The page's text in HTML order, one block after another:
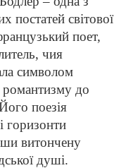
постатей світової
поет,
чия
символом
романтизму до
поезія
горизонти
витончену
душі.